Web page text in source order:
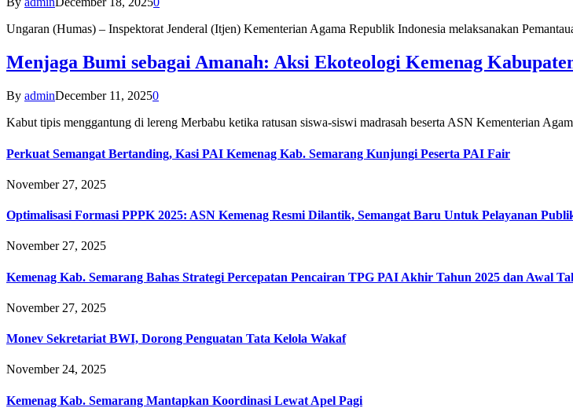
Ungaran (Humas) – Inspektorat Jenderal (Itjen) Kementerian Agama Republik Indonesia melaksanakan
Menjaga Bumi sebagai Amanah: Aksi Ekoteologi Kemenag
By adminDecember 11, 20250
Kabut tipis menggantung di lereng Merbabu ketika ratusan siswa-siswi madrasah beserta ASN Kementerian
Perkuat Semangat Bertanding, Kasi PAI Kemenag Kab. Semarang Kunjungi Peserta PAI Fair
November 27, 2025
Optimalisasi Formasi PPPK 2025: ASN Kemenag Resmi Dilantik, Semangat Baru Untuk Pelayanan
November 27, 2025
Kemenag Kab. Semarang Bahas Strategi Percepatan Pencairan TPG PAI Akhir Tahun 2025 dan Awal
November 27, 2025
Monev Sekretariat BWI, Dorong Penguatan Tata Kelola Wakaf
November 24, 2025
Kemenag Kab. Semarang Mantapkan Koordinasi Lewat Apel Pagi